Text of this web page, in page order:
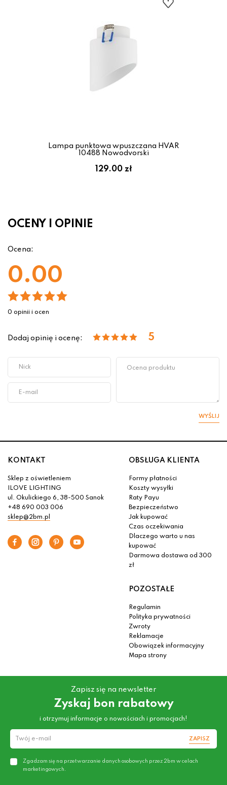
Lampa punktowa wpuszczana HVAR
10488 Nowodvorski
129.00 zł
OCENY I OPINIE
Ocena:
0.00
0 opinii i ocen
Dodaj opinię i ocenę: 5
WYŚLIJ
KONTAKT
Sklep z oświetleniem
ILOVE LIGHTING
ul. Okulickiego 6, 38-500 Sanok
+48 690 003 006
sklep@2bm.pl
OBSŁUGA KLIENTA
Formy płatności
Koszty wysyłki
Raty Payu
Bezpieczeństwo
Jak kupować
Czas oczekiwania
Dlaczego warto u nas
kupować
Darmowa dostawa od 300
zł
POZOSTAŁE
Regulamin
Polityka prywatności
Zwroty
Reklamacje
Obowiązek informacyjny
Mapa strony
Zapisz się na newsletter
Zyskaj bon rabatowy
i otrzymuj informacje o nowościach i promocjach!
ZAPISZ
Zgadzam się na przetwarzanie danych osobowych przez 2bm w celach
marketingowych.